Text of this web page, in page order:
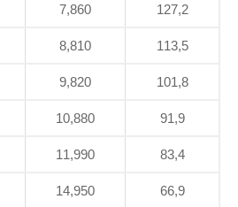
7,860 127,2
8,810 113,5
9,820 101,8
10,880 91,9
11,990 83,4
14,950 66,9